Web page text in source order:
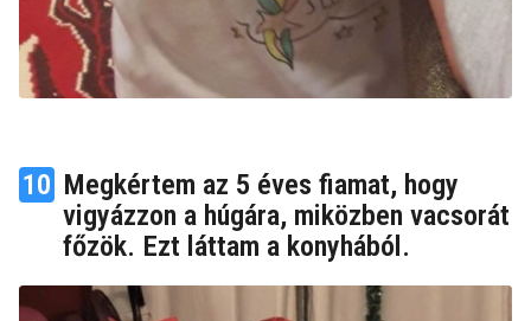
10 Megkértem az 5 éves fiamat, hogy
vigyázzon a húgára, miközben vacsorát
főzök. Ezt láttam a konyhából.